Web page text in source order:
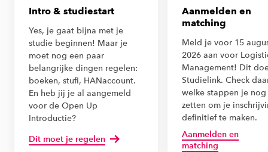
Intro & studiestart
Yes, je gaat bijna met je
studie beginnen! Maar je
moet nog een paar
belangrijke dingen regelen:
boeken, stufi, HANaccount.
En heb jij je al aangemeld
voor de Open Up
Introductie?
Dit moet je regelen
Aanmelden en
matching
Meld je voor 15
2026 aan voor
Management! Dit
Studielink. Check
welke stappen je
zetten om je
definitief te maken.
Aanmelden en
matching